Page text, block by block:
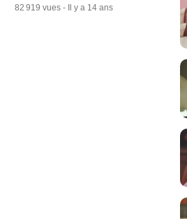
82 919 vues - Il y a 14 ans